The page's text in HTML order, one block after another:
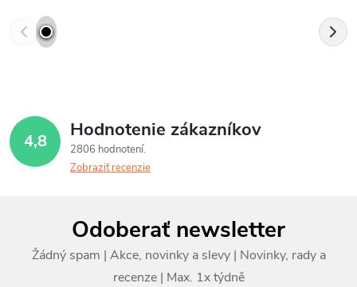
4,8 Hodnotenie zákazníkov
2806 hodnotení
Zobraziť recenzie
Odoberať newsletter